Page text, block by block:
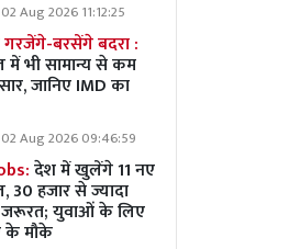
Aug 2026 11:12:25
बरसेंगे बदरा :
में भी सामान्य से कम
जानिए IMD का
Aug 2026 09:46:59
देश में खुलेंगे 11 नए
हजार से ज्यादा
जरूरत; युवाओं के लिए
के मौके